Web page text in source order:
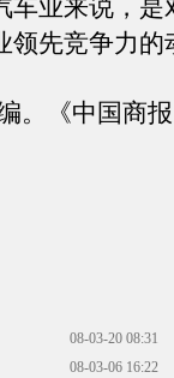
车业来说，是
领先竞争力的
《中国商报
08-03-20 08:31
08-03-06 16:22